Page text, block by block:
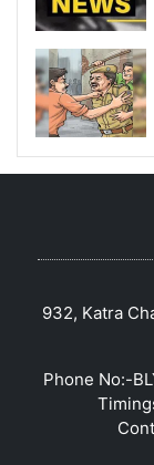
932, Katra
Phone No:-